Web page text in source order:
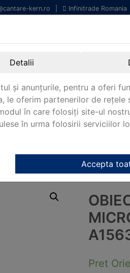
kern.ro Infinitrade Romania
Kern/ Obiectiv pentru
Pret
Detalii
și anunțurile, pentru a oferi
le oferim partenerilor de rețele
în care folosiți site-ul
în urma folosirii serviciilor
Accepta